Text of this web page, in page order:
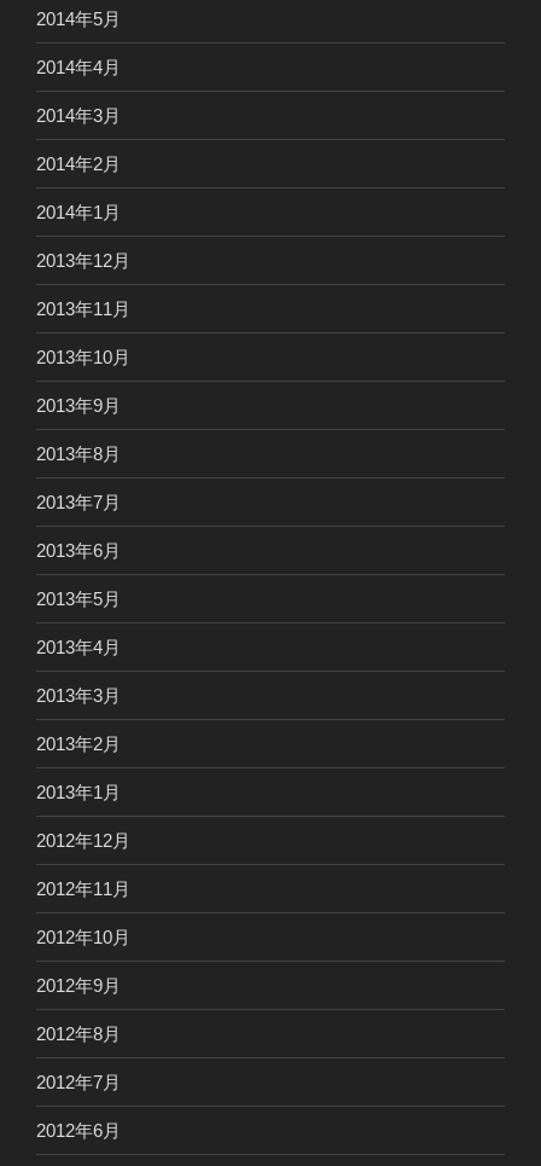
2014年5月
2014年4月
2014年3月
2014年2月
2014年1月
2013年12月
2013年11月
2013年10月
2013年9月
2013年8月
2013年7月
2013年6月
2013年5月
2013年4月
2013年3月
2013年2月
2013年1月
2012年12月
2012年11月
2012年10月
2012年9月
2012年8月
2012年7月
2012年6月